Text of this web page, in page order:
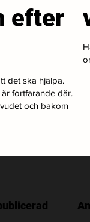
efter
det ska hjälpa.
fortfarande där.
och bakom